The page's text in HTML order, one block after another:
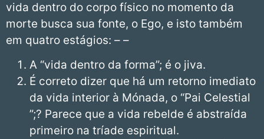
vida dentro do corpo físico no momento da
morte busca sua fonte, o Ego, e isto também
em quatro estágios: – –
A “vida dentro da forma”; é o jiva.
É correto dizer que há um retorno imediato
da vida interior à Mónada, o “Pai Celestial
”;? Parece que a vida rebelde é abstraída
primeiro na tríade espiritual.